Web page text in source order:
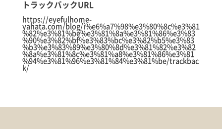
トラックバックURL
https://eyefulhome-
yahata.com/blog/i%e6%a7%98%e3%80%8c%e3%81
%82%e3%81%be%e3%81%8a%e3%81%86%e3%83
%90%e3%82%bf%e3%83%bc%e3%82%b5%e3%83
%b3%e3%83%89%e3%80%8d%e3%81%82%e3%82
%8a%e3%81%8c%e3%81%a8%e3%81%86%e3%81
%94%e3%81%96%e3%81%84%e3%81%be/trackbac
k/